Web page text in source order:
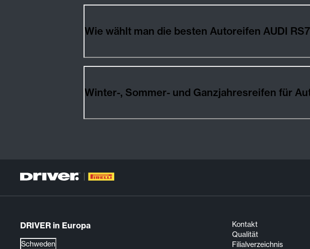
Wie wählt man die besten Autoreifen AUDI
Winter-, Sommer- und Ganzjahresreifen für
DRIVER in Europa
Schweden
Kontakt
Qualität
Filialverzeichnis